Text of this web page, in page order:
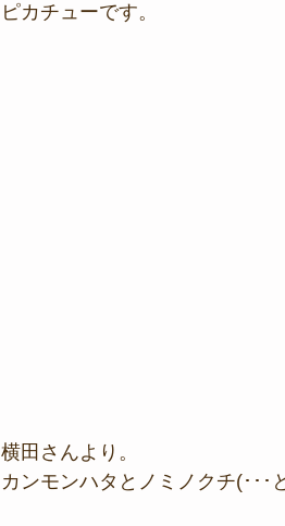
ピカチューです。
横田さんより。
カンモンハタとノミノクチ(･･･